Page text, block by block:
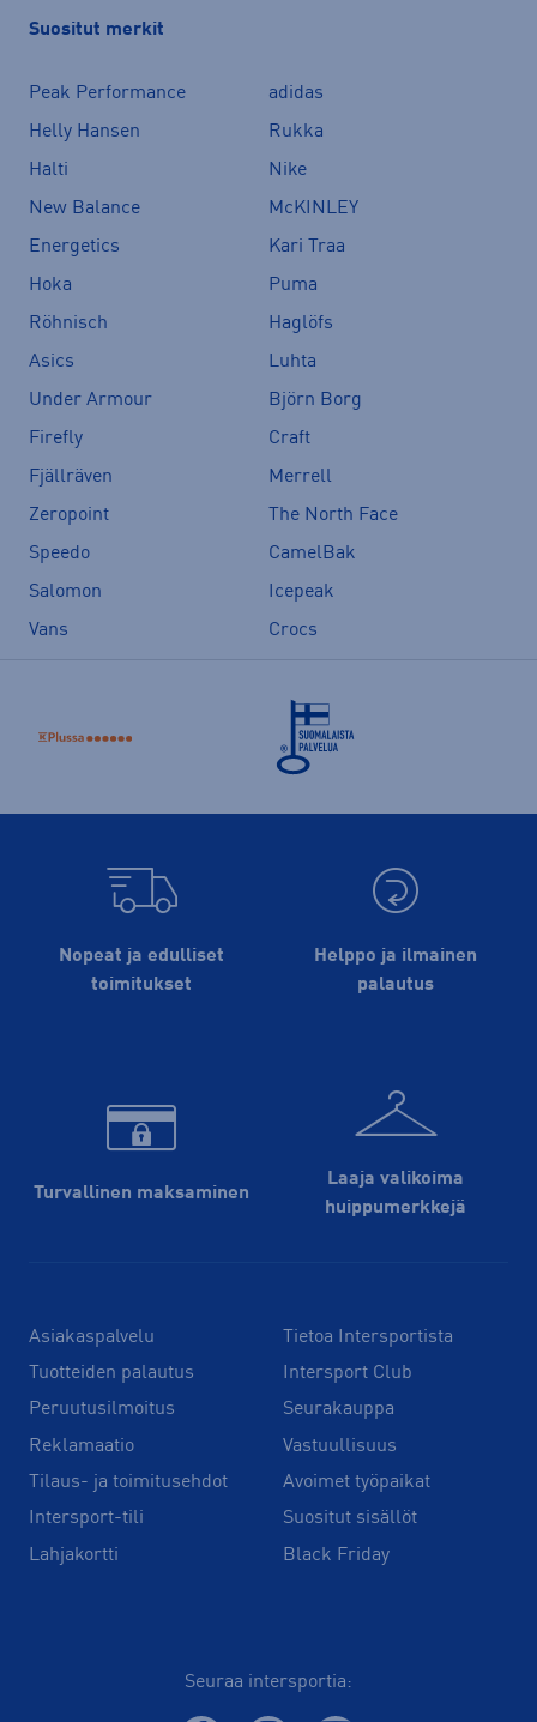
Suositut merkit
Peak Performance
adidas
Helly Hansen
Rukka
Halti
Nike
New Balance
McKINLEY
Energetics
Kari Traa
Hoka
Puma
Röhnisch
Haglöfs
Asics
Luhta
Under Armour
Björn Borg
Firefly
Craft
Fjällräven
Merrell
Zeropoint
The North Face
Speedo
CamelBak
Salomon
Icepeak
Vans
Crocs
Nopeat ja edulliset
toimitukset
Helppo ja ilmainen
palautus
Turvallinen maksaminen
Laaja valikoima
huippu­merkkejä
Asiakaspalvelu
Tuotteiden palautus
Peruutusilmoitus
Reklamaatio
Tilaus- ja toimitusehdot
Intersport-tili
Lahjakortti
Tietoa Intersportista
Intersport Club
Seurakauppa
Vastuullisuus
Avoimet työpaikat
Suositut sisällöt
Black Friday
Seuraa intersportia: